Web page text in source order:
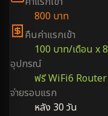
800 บาท
คืนค่าแรกเข้า
100 บาท/เดือน x 8
อุปกรณ์
ฟรี WiFi6 Router
จ่ายรอบแรก
หลัง 30 วัน